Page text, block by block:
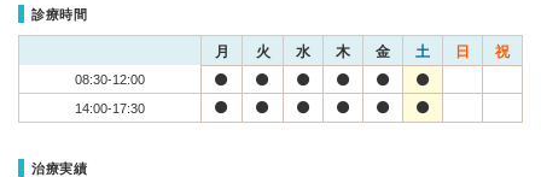
診療時間
月 火 水 木 金 土 日 祝
08:30-12:00
14:00-17:30
治療実績